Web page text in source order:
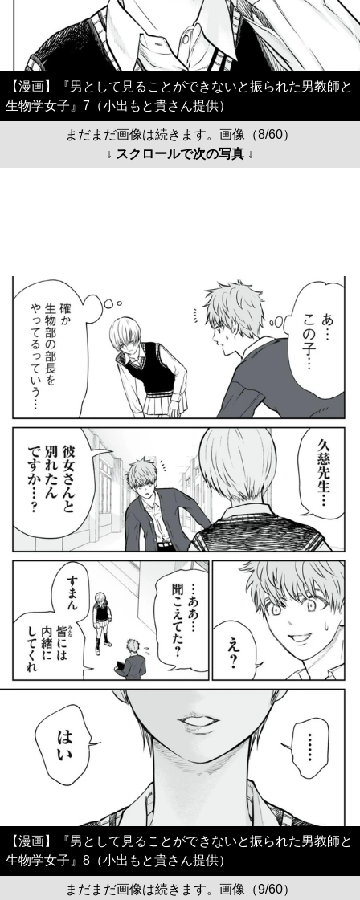
【漫画】『男として見ることができないと振られた男教師と
生物学女子』7（小出もと貴さん提供）
まだまだ画像は続きます。画像（8/60）
↓ スクロールで次の写真 ↓
【漫画】『男として見ることができないと振られた男教師と
生物学女子』8（小出もと貴さん提供）
まだまだ画像は続きます。画像（9/60）